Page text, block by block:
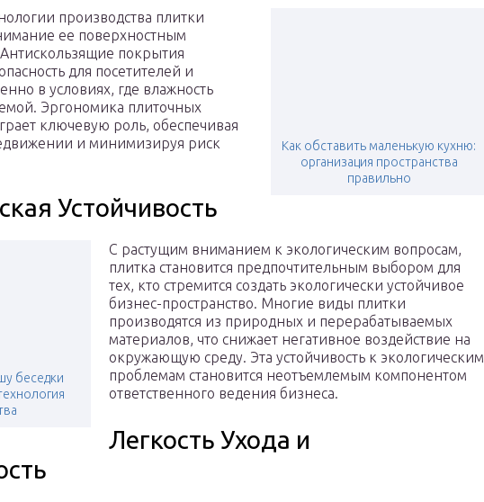
Как обставить маленькую кухню:
организация пространства
правильно
производства плитки
ее поверхностным
покрытия
для посетителей и
в условиях, где влажность
Эргономика плиточных
ключевую роль, обеспечивая
и минимизируя риск
Устойчивость
беседки
С растущим вниманием к экологическим вопросам,
плитка становится предпочтительным выбором для
тех, кто стремится создать экологически устойчивое
бизнес-пространство. Многие виды плитки
производятся из природных и перерабатываемых
материалов, что снижает негативное воздействие на
окружающую среду. Эта устойчивость к экологическим
проблемам становится неотъемлемым компонентом
ответственного ведения бизнеса.
Легкость Ухода и